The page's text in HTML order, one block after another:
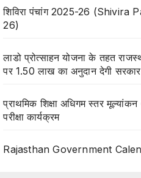
शिविरा पंचांग 2025-26 (Shivira
26)
लाडो प्रोत्साहन योजना के तहत
पर 1.50 लाख का अनुदान देगी सरकार
प्राथमिक शिक्षा अधिगम स्तर
परीक्षा कार्यक्रम
Rajasthan Government